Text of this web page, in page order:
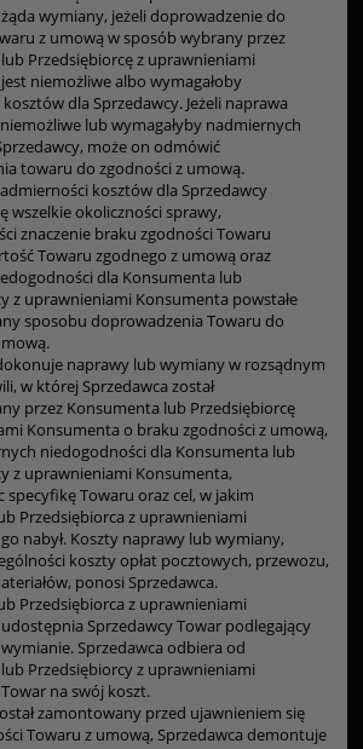
wymiany, jeżeli doprowadzenie do
z umową w sposób wybrany przez
Przedsiębiorcę z uprawnieniami
niemożliwe albo wymagałoby
dla Sprzedawcy. Jeżeli naprawa
lub wymagałyby nadmiernych
może on odmówić
towaru do zgodności z umową.
kosztów dla Sprzedawcy
wszelkie okoliczności sprawy,
znaczenie braku zgodności Towaru
Towaru zgodnego z umową oraz
dla Konsumenta lub
z uprawnieniami Konsumenta powstałe
sposobu doprowadzenia Towaru do
naprawy lub wymiany w rozsądnym
w której Sprzedawca został
przez Konsumenta lub Przedsiębiorcę
Konsumenta o braku zgodności z umową,
niedogodności dla Konsumenta lub
z uprawnieniami Konsumenta,
specyfikę Towaru oraz cel, w jakim
Przedsiębiorca z uprawnieniami
nabył. Koszty naprawy lub wymiany,
koszty opłat pocztowych, przewozu,
ponosi Sprzedawca.
Przedsiębiorca z uprawnieniami
Sprzedawcy Towar podlegający
Sprzedawca odbiera od
Przedsiębiorcy z uprawnieniami
na swój koszt.
zamontowany przed ujawnieniem się
Towaru z umową, Sprzedawca demontuje